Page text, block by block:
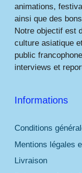
animations,
ainsi que des
Notre objectif est
culture asiatique
public
interviews et
Informations
Conditions
Mentions légales
Livraison